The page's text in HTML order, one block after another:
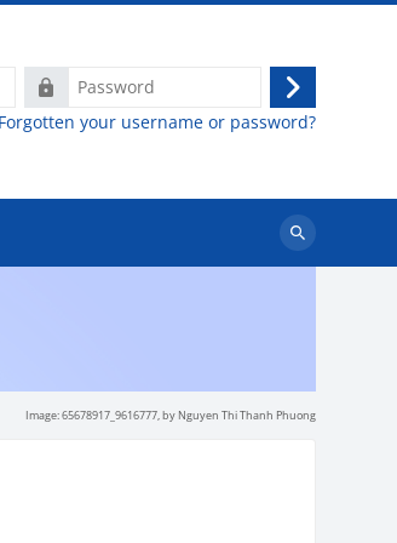
Password
Log
in
Forgotten your username or password?
Search
Image: 65678917_9616777,by Nguyen Thi Thanh Phuong